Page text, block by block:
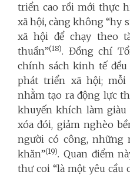
triển cao rồi mới thực
xã hội, càng không “hy
xã hội để chạy theo
thuần”(18). Đồng chí
chính sách kinh tế
phát triển xã hội;
nhằm tạo ra động lực
khuyến khích làm
xóa đói, giảm nghèo
người có công, những
khăn”(19). Quan điểm
thư coi “là một yêu cầu